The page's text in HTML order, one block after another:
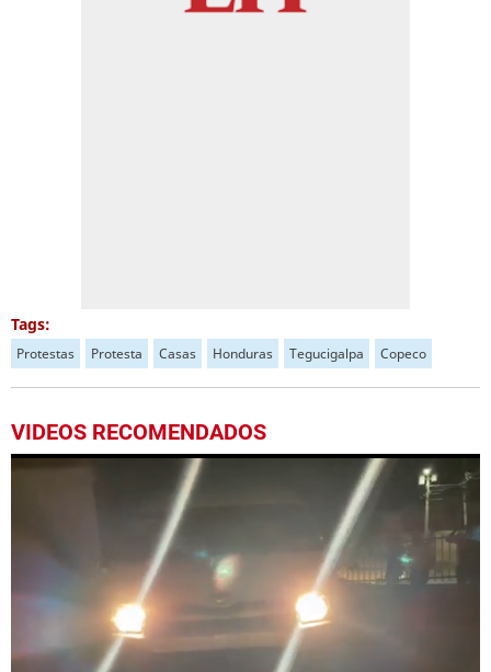
Tags:
Protestas Protesta Casas Honduras Tegucigalpa Copeco
VIDEOS RECOMENDADOS